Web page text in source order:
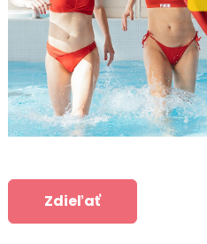
Zdieľať